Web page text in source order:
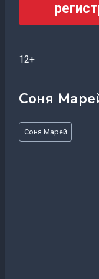
12+
Соня
Метки
записи:
Соня Марей